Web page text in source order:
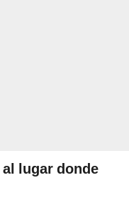
al lugar donde